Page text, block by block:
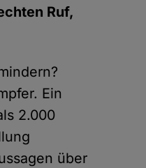
Ruf,
Ein
2.000
über